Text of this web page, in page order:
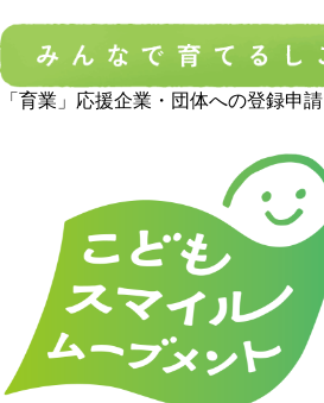
「育業」応援企業・団体への登録申請